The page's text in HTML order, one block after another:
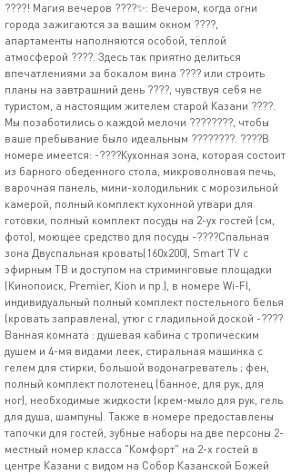
????! Магия вечеров ????✨: Вечером, когда огни
города зажигаются за вашим окном ????,
апартаменты наполняются особой, тёплой
атмосферой ????. Здесь так приятно делиться
впечатлениями за бокалом вина ???? или строить
планы на завтрашний день ????, чувствуя себя не
туристом, а настоящим жителем старой Казани ????.
Мы позаботились о каждой мелочи ????????, чтобы
ваше пребывание было идеальным ????????. ????️В
номере имеется: -????Кухонная зона, которая состоит
из барного обеденного стола, микроволновая печь,
варочная панель, мини-холодильник с морозильной
камерой, полный комплект кухонной утвари для
готовки, полный комплект посуды на 2-ух гостей (см,
фото), моющее средство для посуды -????Спальная
зона Двуспальная кровать(160х200), Smаrt ТV с
эфирным ТВ и доступом на стриминговые площадки
(Кинопоиск, Рrеmiеr, Кiоn и пр.), в номере Wi-FI,
индивидуальный полный комплект постельного белья
(кровать заправлена), утюг с гладильной доской -????
Ванная комната : душевая кабина с тропическим
душем и 4-мя видами леек, стиральная машинка с
гелем для стирки, большой водонагреватель ; фен,
полный комплект полотенец (банное, для рук, для
ног), необходимые жидкости (крем-мыло для рук, гель
для душа, шампунь). Также в номере предоставлены
тапочки для гостей, зубные наборы на две персоны 2-
местный номер класса "Комфорт" на 2-х гостей в
центре Казани с видом на Собор Казанской Божей